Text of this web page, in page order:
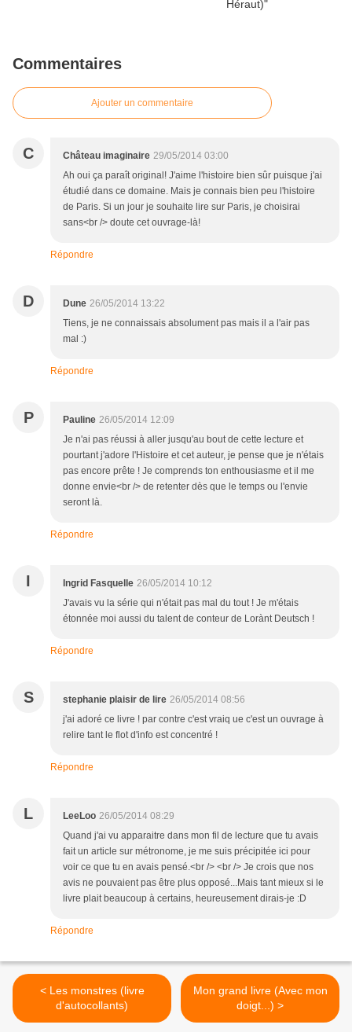
Commentaires
Ajouter un commentaire
C Château imaginaire 29/05/2014 03:00
Ah oui ça paraît original! J'aime l'histoire bien sûr puisque j'ai
étudié dans ce domaine. Mais je connais bien peu l'histoire
de Paris. Si un jour je souhaite lire sur Paris, je choisirai
sans<br /> doute cet ouvrage-là!
Répondre
D Dune 26/05/2014 13:22
Tiens, je ne connaissais absolument pas mais il a l'air pas
mal :)
Répondre
P Pauline 26/05/2014 12:09
Je n'ai pas réussi à aller jusqu'au bout de cette lecture et
pourtant j'adore l'Histoire et cet auteur, je pense que je n'étais
pas encore prête ! Je comprends ton enthousiasme et il me
donne envie<br /> de retenter dès que le temps ou l'envie
seront là.
Répondre
I Ingrid Fasquelle 26/05/2014 10:12
J'avais vu la série qui n'était pas mal du tout ! Je m'étais
étonnée moi aussi du talent de conteur de Lorànt Deutsch !
Répondre
S stephanie plaisir de lire 26/05/2014 08:56
j'ai adoré ce livre ! par contre c'est vraiq ue c'est un ouvrage à
relire tant le flot d'info est concentré !
Répondre
L LeeLoo 26/05/2014 08:29
Quand j'ai vu apparaitre dans mon fil de lecture que tu avais
fait un article sur métronome, je me suis précipitée ici pour
voir ce que tu en avais pensé.<br /> <br /> Je crois que nos
avis ne pouvaient pas être plus opposé...Mais tant mieux si le
livre plait beaucoup à certains, heureusement dirais-je :D
Répondre
< Les monstres (livre
d'autocollants)
Mon grand livre (Avec mon
doigt...) >